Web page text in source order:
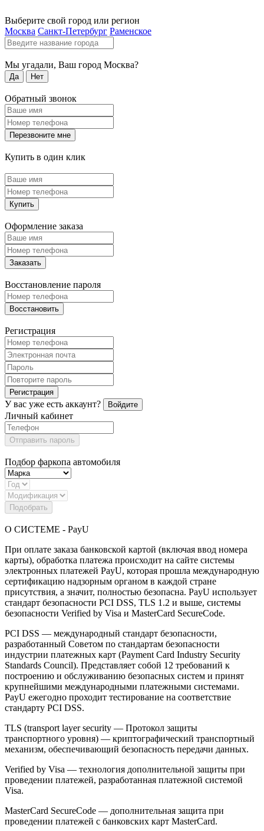
Выберите свой город или регион
Москва Санкт-Петербург Раменское
Мы угадали, Ваш город Москва?
Да Нет
Обратный звонок
Перезвоните мне
Купить в один клик
Купить
Оформление заказа
Заказать
Восстановление пароля
Восстановить
Регистрация
Регистрация
У вас уже есть аккаунт? Войдите
Личный кабинет
Отправить пароль
Подбор фаркопа автомобиля
Подобрать
О СИСТЕМЕ - PayU
При оплате заказа банковской картой (включая ввод номера
карты), обработка платежа происходит на сайте системы
электронных платежей PayU, которая прошла международную
сертификацию надзорным органом в каждой стране
присутствия, а значит, полностью безопасна. PayU использует
стандарт безопасности PCI DSS, TLS 1.2 и выше, системы
безопасности Verified by Visa и MasterCard SecureCode.
PCI DSS — международный стандарт безопасности,
разработанный Советом по стандартам безопасности
индустрии платежных карт (Payment Card Industry Security
Standards Council). Представляет собой 12 требований к
построению и обслуживанию безопасных систем и принят
крупнейшими международными платежными системами.
PayU ежегодно проходит тестирование на соответствие
стандарту PCI DSS.
TLS (transport layer security — Протокол защиты
транспортного уровня) — криптографический транспортный
механизм, обеспечивающий безопасность передачи данных.
Verified by Visa — технология дополнительной защиты при
проведении платежей, разработанная платежной системой
Visa.
MasterCard SecureCode — дополнительная защита при
проведении платежей с банковских карт MasterCard.